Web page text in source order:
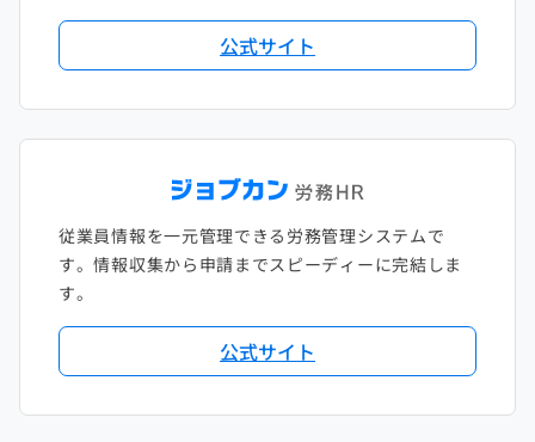
公式サイト
従業員情報を一元管理できる労務管理システムで
す。情報収集から申請までスピーディーに完結しま
す。
公式サイト